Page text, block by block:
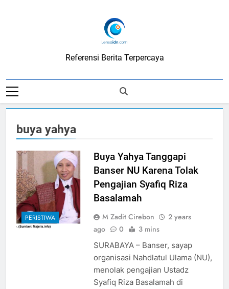
LensaIDN
Referensi Berita Terpercaya
buya yahya
PERISTIWA
Buya Yahya Tanggapi
Banser NU Karena Tolak
Pengajian Syafiq Riza
Basalamah
M Zadit Cirebon
2 years
ago
0 3 mins
SURABAYA – Banser, sayap
organisasi Nahdlatul Ulama (NU),
menolak pengajian Ustadz
Syafiq Riza Basalamah di